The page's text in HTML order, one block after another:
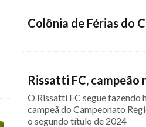
Colônia de Férias do
Rissatti FC, campeão
O Rissatti FC segue fazendo
campeã do Campeonato
o segundo título de 2024